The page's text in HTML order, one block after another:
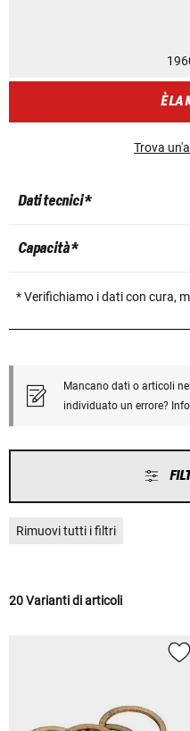
È LA
Trova
Dati tecnici *
Capacità *
* Verifichiamo i dati con cura,
Mancano dati o articoli
individuato un errore?
Rimuovi tutti i filtri
20 Varianti di articoli